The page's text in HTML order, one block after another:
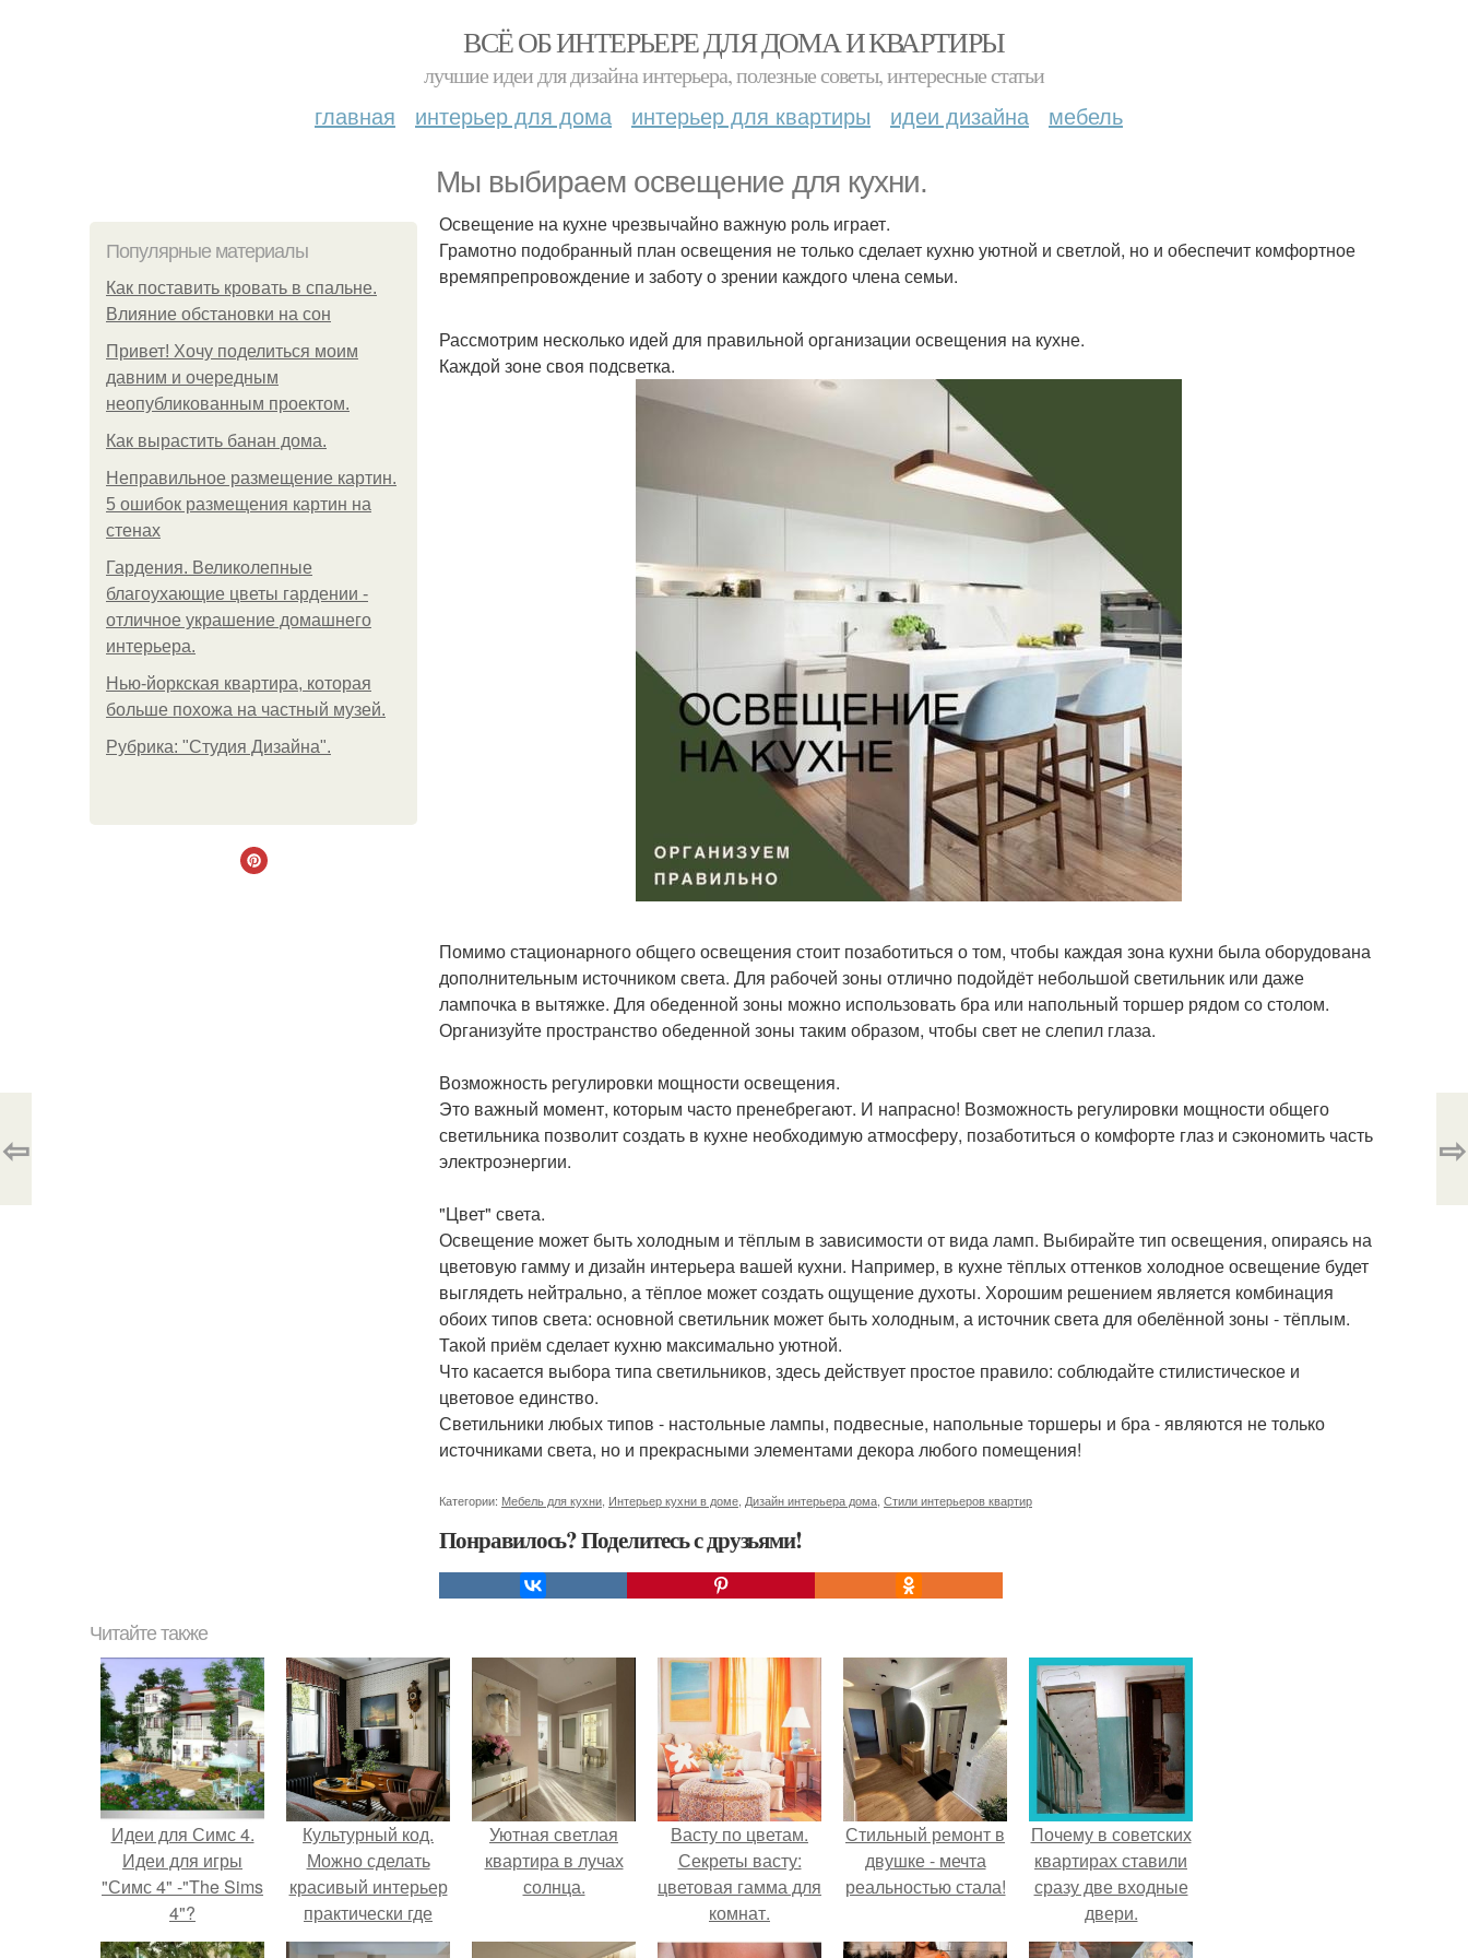
ВСЁ ОБ ИНТЕРЬЕРЕ ДЛЯ ДОМА И КВАРТИРЫ
лучшие идеи для дизайна интерьера, полезные советы, интересные статьи
главная интерьер для дома интерьер для квартиры идеи дизайна мебель
Мы выбираем освещение для кухни.
Популярные материалы
Как поставить кровать в спальне.
Влияние обстановки на сон
Привет! Хочу поделиться моим
давним и очередным
неопубликованным проектом.
Как вырастить банан дома.
Неправильное размещение картин.
5 ошибок размещения картин на
стенах
Гардения. Великолепные
благоухающие цветы гардении -
отличное украшение домашнего
интерьера.
Нью-йоркская квартира, которая
больше похожа на частный музей.
Рубрика: "Студия Дизайна".
Освещение на кухне чрезвычайно важную роль играет.
Грамотно подобранный план освещения не только сделает кухню уютной и светлой, но и обеспечит комфортное
времяпрепровождение и заботу о зрении каждого члена семьи.
Рассмотрим несколько идей для правильной организации освещения на кухне.
Каждой зоне своя подсветка.
Помимо стационарного общего освещения стоит позаботиться о том, чтобы каждая зона кухни была оборудована
дополнительным источником света. Для рабочей зоны отлично подойдёт небольшой светильник или даже
лампочка в вытяжке. Для обеденной зоны можно использовать бра или напольный торшер рядом со столом.
Организуйте пространство обеденной зоны таким образом, чтобы свет не слепил глаза.
Возможность регулировки мощности освещения.
Это важный момент, которым часто пренебрегают. И напрасно! Возможность регулировки мощности общего
светильника позволит создать в кухне необходимую атмосферу, позаботиться о комфорте глаз и сэкономить часть
электроэнергии.
"Цвет" света.
Освещение может быть холодным и тёплым в зависимости от вида ламп. Выбирайте тип освещения, опираясь на
цветовую гамму и дизайн интерьера вашей кухни. Например, в кухне тёплых оттенков холодное освещение будет
выглядеть нейтрально, а тёплое может создать ощущение духоты. Хорошим решением является комбинация
обоих типов света: основной светильник может быть холодным, а источник света для обелённой зоны - тёплым.
Такой приём сделает кухню максимально уютной.
Что касается выбора типа светильников, здесь действует простое правило: соблюдайте стилистическое и
цветовое единство.
Светильники любых типов - настольные лампы, подвесные, напольные торшеры и бра - являются не только
источниками света, но и прекрасными элементами декора любого помещения!
Категории: Мебель для кухни Интерьер кухни в доме Дизайн интерьера дома Стили интерьеров квартир
Понравилось? Поделитесь с друзьями!
⇦ ⇨
Читайте также
Идеи для Симс 4.
Идеи для игры
"Симс 4" -"The Sims
4"?
Культурный код.
Можно сделать
красивый интерьер
практически где
угодно.
Уютная светлая
квартира в лучах
солнца.
Васту по цветам.
Секреты васту:
цветовая гамма для
комнат.
Стильный ремонт в
двушке - мечта
реальностью стала!
Почему в советских
квартирах ставили
сразу две входные
двери.